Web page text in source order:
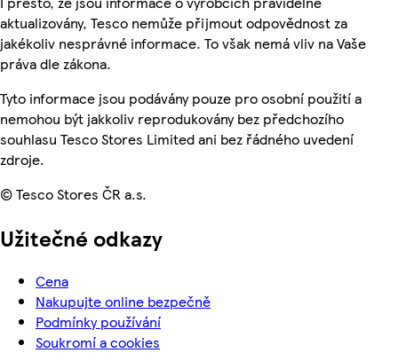
aktualizovány, Tesco nemůže přijmout odpovědnost za
jakékoliv nesprávné informace. To však nemá vliv na Vaše
práva dle zákona.
Tyto informace jsou podávány pouze pro osobní použití a
nemohou být jakkoliv reprodukovány bez předchozího
souhlasu Tesco Stores Limited ani bez řádného uvedení
zdroje.
© Tesco Stores ČR a.s.
Užitečné odkazy
Cena
Nakupujte online bezpečně
Podmínky používání
Soukromí a cookies